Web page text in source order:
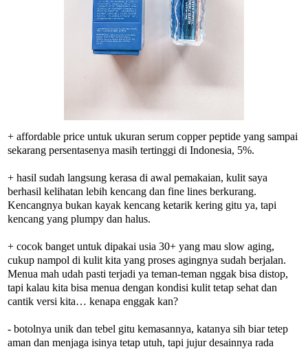
+ affordable price untuk ukuran serum copper peptide yang sampai
sekarang persentasenya masih tertinggi di Indonesia, 5%.
+ hasil sudah langsung kerasa di awal pemakaian, kulit saya
berhasil kelihatan lebih kencang dan fine lines berkurang.
Kencangnya bukan kayak kencang ketarik kering gitu ya, tapi
kencang yang plumpy dan halus.
+ cocok banget untuk dipakai usia 30+ yang mau slow aging,
cukup nampol di kulit kita yang proses agingnya sudah berjalan.
Menua mah udah pasti terjadi ya teman-teman nggak bisa distop,
tapi kalau kita bisa menua dengan kondisi kulit tetap sehat dan
cantik versi kita… kenapa enggak kan?
- botolnya unik dan tebel gitu kemasannya, katanya sih biar tetep
aman dan menjaga isinya tetap utuh, tapi jujur desainnya rada